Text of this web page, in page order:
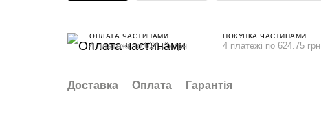
ОПЛАТА ЧАСТИНАМИ
4 платежі по 624.75 грн
ПОКУПКА ЧАСТИНАМИ
4 платежі по 624.75 грн
Доставка Оплата Гарантія